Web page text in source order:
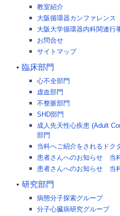
教室紹介
大阪循環器カンファレンス
大阪大学循環器内科関連行
お問合せ
サイトマップ
臨床部門
心不全部門
虚血部門
不整脈部門
SHD部門
成人先天性心疾患 (Adult
部門
当科へご紹介をされるドク
患者さんへのお知らせ 当
患者さんへのお知らせ 当
研究部門
病態分子探索グループ
分子心臓病研究グループ